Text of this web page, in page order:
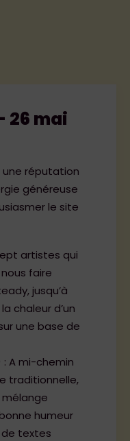
de
GENUSSON
26 mai
une réputation
généreuse
le site
artistes qui
faire
jusqu’à
chaleur d’un
une base de
: A mi-chemin
traditionnelle,
mélange
humeur
textes